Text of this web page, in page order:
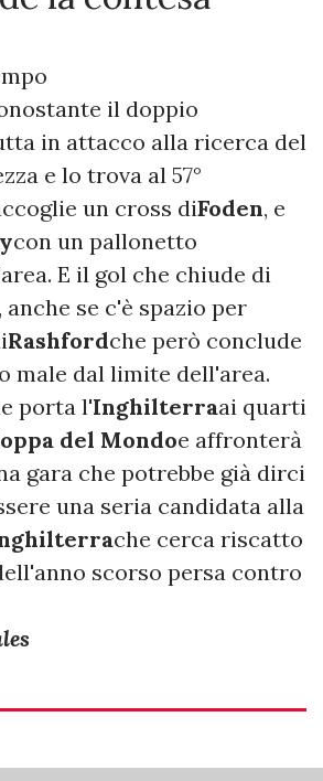
il doppio
in attacco alla ricerca del
e lo trova al 57°
un cross diFoden, e
con un pallonetto
E il gol che chiude di
se c'è spazio per
Rashfordche però conclude
male dal limite dell'area.
porta l'Inghilterraai quarti
del Mondoe affronterà
gara che potrebbe già dirci
una seria candidata alla
che cerca riscatto
scorso persa contro